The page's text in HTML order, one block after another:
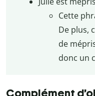
Cette
De plus,
de
donc un